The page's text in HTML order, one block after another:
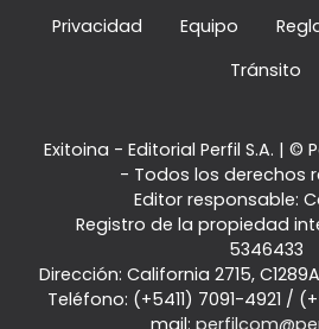
Privacidad
Equipo
Tránsito
Exitoina - Editorial Perfil S.A. | ©
- Todos los derechos
Editor responsable:
Registro de la propiedad
5346433
Dirección: California 2715,
Teléfono: (+5411) 7091-4921 /